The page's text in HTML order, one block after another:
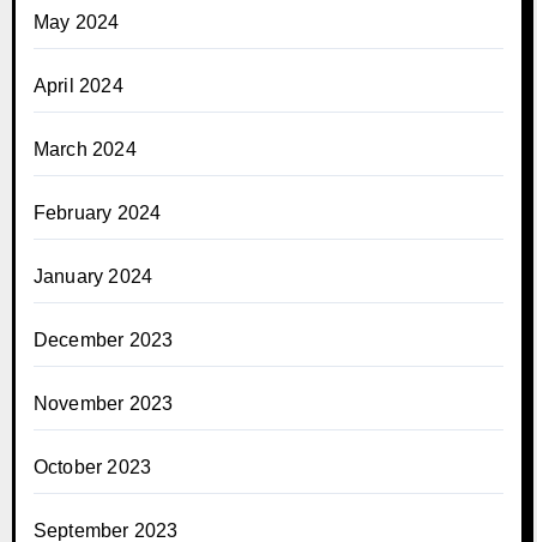
May 2024
April 2024
March 2024
February 2024
January 2024
December 2023
November 2023
October 2023
September 2023